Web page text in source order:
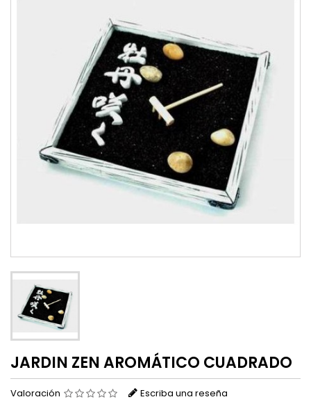
JARDIN ZEN AROMÁTICO CUADRADO
Valoración Escriba una reseña